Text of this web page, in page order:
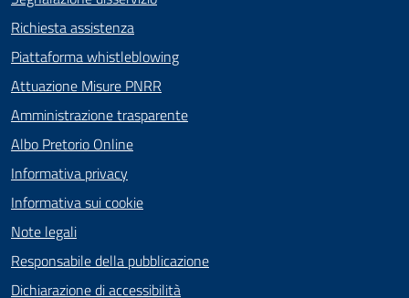
Richiesta assistenza
Piattaforma whistleblowing
Attuazione Misure PNRR
Amministrazione trasparente
Albo Pretorio Online
Informativa privacy
Informativa sui cookie
Note legali
Responsabile della pubblicazione
Dichiarazione di accessibilità